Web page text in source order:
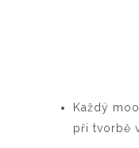
Každý
při tvorbě